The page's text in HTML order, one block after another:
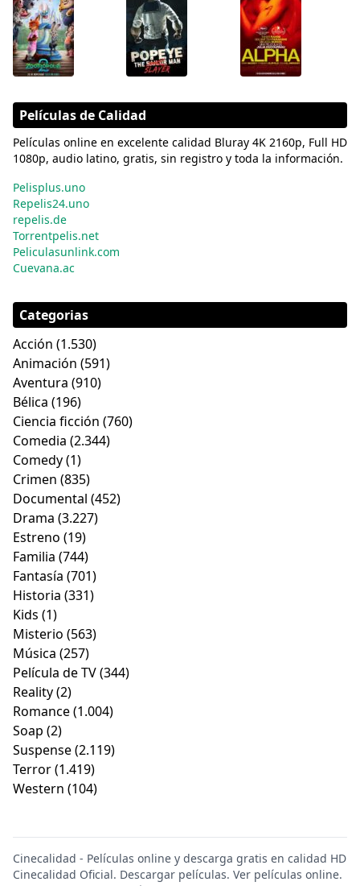
Películas de Calidad
Películas online en excelente calidad Bluray 4K 2160p, Full HD
1080p, audio latino, gratis, sin registro y toda la información.
Pelisplus.uno
Repelis24.uno
repelis.de
Torrentpelis.net
Peliculasunlink.com
Cuevana.ac
Categorias
Acción (1.530)
Animación (591)
Aventura (910)
Bélica (196)
Ciencia ficción (760)
Comedia (2.344)
Comedy(1)
Crimen (835)
Documental (452)
Drama (3.227)
Estreno (19)
Familia (744)
Fantasía (701)
Historia (331)
Kids (1)
Misterio (563)
Música (257)
Película de TV(344)
Reality(2)
Romance(1.004)
Soap (2)
Suspense(2.119)
Terror(1.419)
Western (104)
Cinecalidad - Películas online y descarga gratis en calidad HD
Cinecalidad Oficial. Descargar películas. Ver películas online.